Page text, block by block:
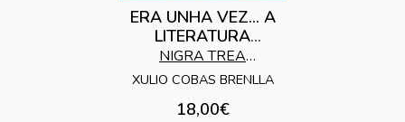
ERA UNHA VEZ... A
LITERATURA
FOLCKORICA
NIGRA TREA
EDICIONES
XULIO COBAS BRENLLA
18,00€